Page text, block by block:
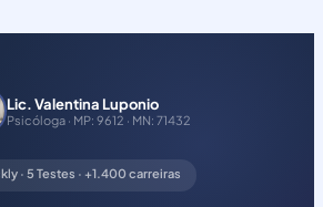
Lic. Valentina Luponio
Psicóloga · MP: 9612 · MN: 71432
· 5 Testes · +1.400 carreiras